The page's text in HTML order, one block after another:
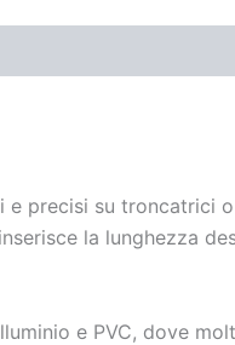
precisi su troncatrici
la lunghezza
e PVC, dove